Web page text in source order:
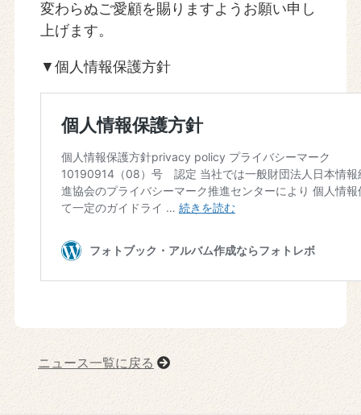
変わらぬご愛顧を賜りますようお願い申し
上げます。
▼個人情報保護方針
ニュース一覧に戻る